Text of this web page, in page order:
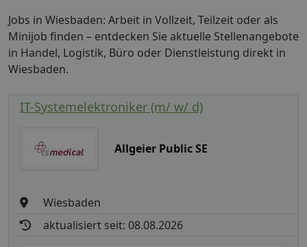
Jobs in Wiesbaden: Arbeit in Vollzeit, Teilzeit oder als
Minijob finden – entdecken Sie aktuelle Stellenangebote
in Handel, Logistik, Büro oder Dienstleistung direkt in
Wiesbaden.
IT-Systemelektroniker (m/ w/ d)
Allgeier Public SE
Wiesbaden
aktualisiert seit: 08.08.2026